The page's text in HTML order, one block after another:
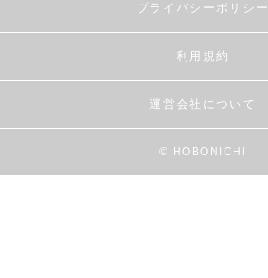
プライバシーポリシー
利用規約
運営会社について
© HOBONICHI